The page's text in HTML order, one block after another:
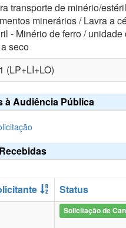
transporte de minério/
minerários / Lavra a
- Minério de ferro /
seco
(LP+LI+LO)
à Audiência Pública
Status
Solicitação de